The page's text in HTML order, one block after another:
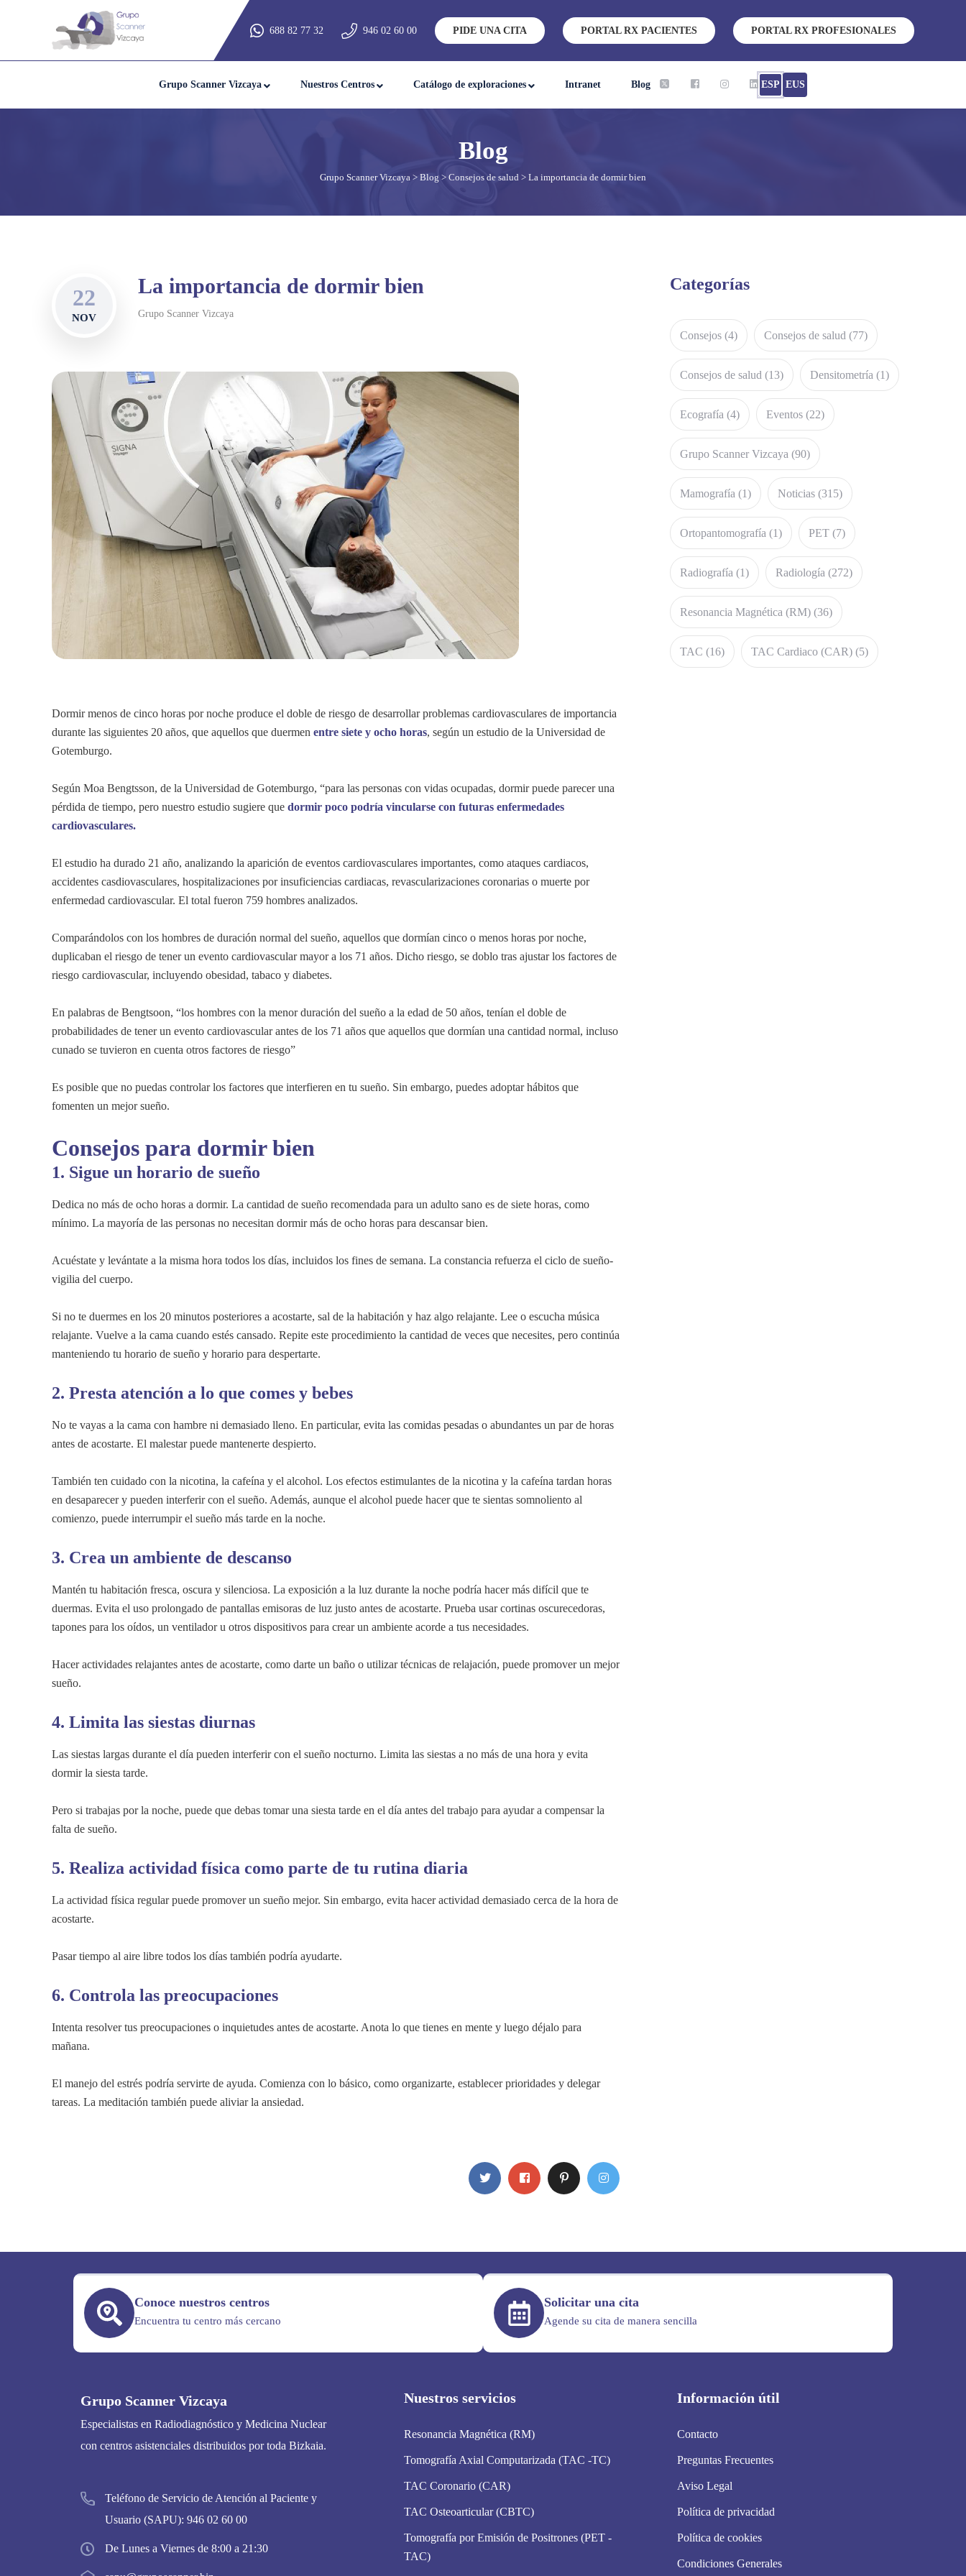
688 82 77 32 946 02 60 00 PIDE UNA CITA PORTAL RX PACIENTES PORTAL RX PROFESIONALES
Grupo Scanner Vizcaya Nuestros Centros Catálogo de exploraciones Intranet Blog ESP EUS
Grupo Scanner Vizcaya > Blog > Consejos de salud > La importancia de dormir bien
22
NOV
La importancia de dormir bien
Grupo Scanner Vizcaya
Dormir menos de cinco horas por noche produce el doble de riesgo de desarrollar problemas cardiovasculares de importancia
durante las siguientes 20 años, que aquellos que duermen entre siete y ocho horas, según un estudio de la Universidad de
Gotemburgo.
Según Moa Bengtsson, de la Universidad de Gotemburgo, “para las personas con vidas ocupadas, dormir puede parecer una
pérdida de tiempo, pero nuestro estudio sugiere que dormir poco podría vincularse con futuras enfermedades
cardiovasculares.
El estudio ha durado 21 año, analizando la aparición de eventos cardiovasculares importantes, como ataques cardiacos,
accidentes casdiovasculares, hospitalizaciones por insuficiencias cardiacas, revascularizaciones coronarias o muerte por
enfermedad cardiovascular. El total fueron 759 hombres analizados.
Comparándolos con los hombres de duración normal del sueño, aquellos que dormían cinco o menos horas por noche,
duplicaban el riesgo de tener un evento cardiovascular mayor a los 71 años. Dicho riesgo, se doblo tras ajustar los factores de
riesgo cardiovascular, incluyendo obesidad, tabaco y diabetes.
En palabras de Bengtsoon, “los hombres con la menor duración del sueño a la edad de 50 años, tenían el doble de
probabilidades de tener un evento cardiovascular antes de los 71 años que aquellos que dormían una cantidad normal, incluso
cunado se tuvieron en cuenta otros factores de riesgo”
Es posible que no puedas controlar los factores que interfieren en tu sueño. Sin embargo, puedes adoptar hábitos que
fomenten un mejor sueño.
Consejos para dormir bien
1. Sigue un horario de sueño
Dedica no más de ocho horas a dormir. La cantidad de sueño recomendada para un adulto sano es de siete horas, como
mínimo. La mayoría de las personas no necesitan dormir más de ocho horas para descansar bien.
Acuéstate y levántate a la misma hora todos los días, incluidos los fines de semana. La constancia refuerza el ciclo de sueño-
vigilia del cuerpo.
Si no te duermes en los 20 minutos posteriores a acostarte, sal de la habitación y haz algo relajante. Lee o escucha música
relajante. Vuelve a la cama cuando estés cansado. Repite este procedimiento la cantidad de veces que necesites, pero continúa
manteniendo tu horario de sueño y horario para despertarte.
2. Presta atención a lo que comes y bebes
No te vayas a la cama con hambre ni demasiado lleno. En particular, evita las comidas pesadas o abundantes un par de horas
antes de acostarte. El malestar puede mantenerte despierto.
También ten cuidado con la nicotina, la cafeína y el alcohol. Los efectos estimulantes de la nicotina y la cafeína tardan horas
en desaparecer y pueden interferir con el sueño. Además, aunque el alcohol puede hacer que te sientas somnoliento al
comienzo, puede interrumpir el sueño más tarde en la noche.
3. Crea un ambiente de descanso
Mantén tu habitación fresca, oscura y silenciosa. La exposición a la luz durante la noche podría hacer más difícil que te
duermas. Evita el uso prolongado de pantallas emisoras de luz justo antes de acostarte. Prueba usar cortinas oscurecedoras,
tapones para los oídos, un ventilador u otros dispositivos para crear un ambiente acorde a tus necesidades.
Hacer actividades relajantes antes de acostarte, como darte un baño o utilizar técnicas de relajación, puede promover un mejor
sueño.
4. Limita las siestas diurnas
Las siestas largas durante el día pueden interferir con el sueño nocturno. Limita las siestas a no más de una hora y evita
dormir la siesta tarde.
Pero si trabajas por la noche, puede que debas tomar una siesta tarde en el día antes del trabajo para ayudar a compensar la
falta de sueño.
5. Realiza actividad física como parte de tu rutina diaria
La actividad física regular puede promover un sueño mejor. Sin embargo, evita hacer actividad demasiado cerca de la hora de
acostarte.
Pasar tiempo al aire libre todos los días también podría ayudarte.
6. Controla las preocupaciones
Intenta resolver tus preocupaciones o inquietudes antes de acostarte. Anota lo que tienes en mente y luego déjalo para
mañana.
El manejo del estrés podría servirte de ayuda. Comienza con lo básico, como organizarte, establecer prioridades y delegar
tareas. La meditación también puede aliviar la ansiedad.
Categorías
Consejos (4) Consejos de salud (77)
Consejos de salud (13) Densitometría (1)
Ecografía (4) Eventos (22)
Grupo Scanner Vizcaya (90)
Mamografía (1) Noticias (315)
Ortopantomografía (1) PET (7)
Radiografía (1) Radiología (272)
Resonancia Magnética (RM) (36)
TAC (16) TAC Cardiaco (CAR) (5)
Conoce nuestros centros
Encuentra tu centro más cercano
Solicitar una cita
Agende su cita de manera sencilla
Grupo Scanner Vizcaya
Especialistas en Radiodiagnóstico y Medicina Nuclear
con centros asistenciales distribuidos por toda Bizkaia.
Teléfono de Servicio de Atención al Paciente y
Usuario (SAPU): 946 02 60 00
De Lunes a Viernes de 8:00 a 21:30
Nuestros servicios
Resonancia Magnética (RM)
Tomografía Axial Computarizada (TAC -TC)
TAC Coronario (CAR)
TAC Osteoarticular (CBTC)
Tomografía por Emisión de Positrones (PET -
TAC)
Información útil
Contacto
Preguntas Frecuentes
Aviso Legal
Política de privacidad
Política de cookies
Condiciones Generales